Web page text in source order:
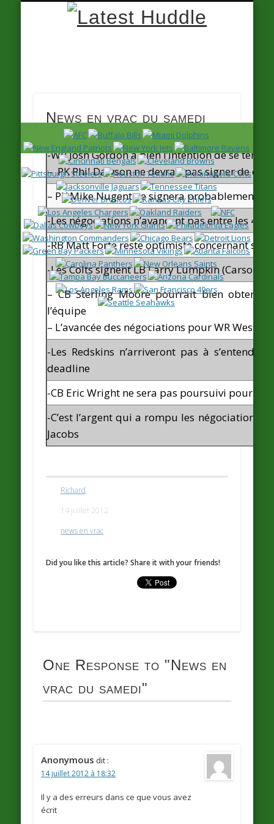
News en vrac du samedi
-WR Josh Gordon a bien l’intention de se tenir
– PK Phil Dawson ne devrait pas signer de
– PK Mike Nugent ne signera probablement
-Les négociations n’avancent pas entre les
-RB Matt Forte reste optimiste concernant son
-Les Colts signent LB Larry Lumpkin (Carson-
– CB Sterling Moore pourrait bien obtenir
l’équipe
– L’avancée des négociations pour WR Wes
-Les Redskins n’arriveront pas à
deadline
-CB Eric Wright ne sera pas poursuivi pour
-C’est l’argent qui a rompu les négociations
Jacobs
Richard
14 juillet 2012
news en vrac
Did you like this article? Share it with your friends!
One Response to "News en
vrac du samedi"
Anonymous dit :
14 juillet 2012 à 18:32
Il y a des erreurs dans ce que vous avez
écrit